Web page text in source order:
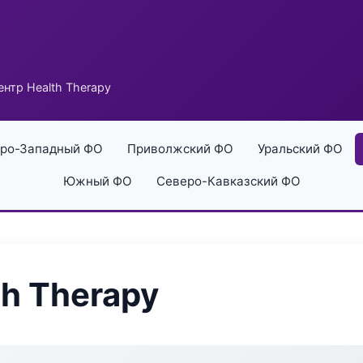
Health Therapy
Западный ФО Приволжский ФО Уральский ФО
Южный ФО Северо-Кавказский ФО
Therapy